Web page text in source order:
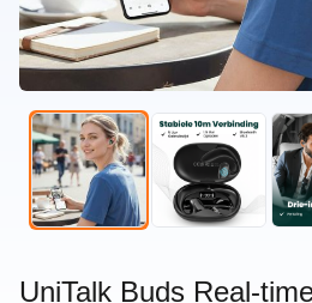
UniTalk Buds Real-